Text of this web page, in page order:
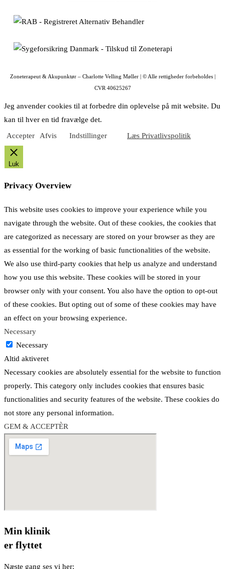
Zoneterapeut & Akupunktør – Charlotte Velling Møller | © Alle rettigheder forbeholdes |
CVR 40625267
Jeg anvender cookies til at forbedre din oplevelse på mit website. Du
kan til hver en tid fravælge det.
Accepter
Afvis Indstillinger Læs Privatlivspolitik
Luk
Privacy Overview
This website uses cookies to improve your experience while you
navigate through the website. Out of these cookies, the cookies that
are categorized as necessary are stored on your browser as they are
as essential for the working of basic functionalities of the website.
We also use third-party cookies that help us analyze and understand
how you use this website. These cookies will be stored in your
browser only with your consent. You also have the option to opt-out
of these cookies. But opting out of some of these cookies may have
an effect on your browsing experience.
Necessary
Necessary
Altid aktiveret
Necessary cookies are absolutely essential for the website to function
properly. This category only includes cookies that ensures basic
functionalities and security features of the website. These cookies do
not store any personal information.
GEM & ACCEPTÈR
Min klinik
er flyttet
Næste gang ses vi her: